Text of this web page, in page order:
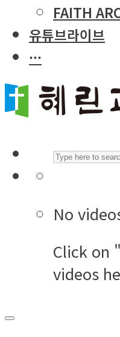
FAITH
유튜브라이브
···
No
Click on
videos